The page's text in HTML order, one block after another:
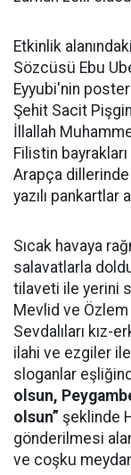
Etkinlik
Sözcüsü Ebu
Eyyubi'nin
Şehit Sacit
İllallah
Filistin
Arapça
yazılı pankartlar
Sıcak havaya
salavatlarla
tilaveti ile yerini
Mevlid ve
Sevdalıları kız-
ilahi ve ezgiler
sloganlar
olsun,
olsun” şeklinde
gönderilmesi
ve coşku